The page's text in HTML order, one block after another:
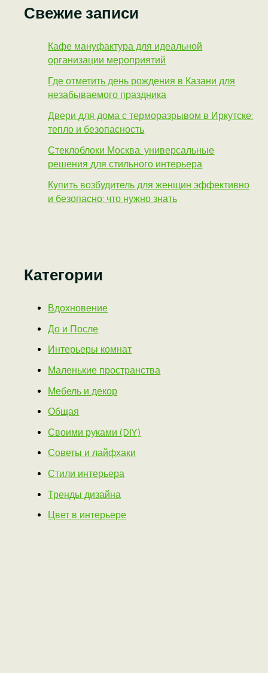
Свежие записи
Кафе мануфактура для идеальной
организации мероприятий
Где отметить день рождения в Казани для
незабываемого праздника
Двери для дома с терморазрывом в Иркутске:
тепло и безопасность
Стеклоблоки Москва: универсальные
решения для стильного интерьера
Купить возбудитель для женщин эффективно
и безопасно: что нужно знать
Категории
Вдохновение
До и После
Интерьеры комнат
Маленькие пространства
Мебель и декор
Общая
Своими руками (DIY)
Советы и лайфхаки
Стили интерьера
Тренды дизайна
Цвет в интерьере